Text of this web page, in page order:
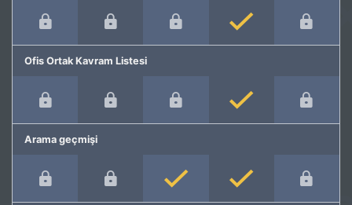
Ofis Ortak Kavram Listesi
Arama geçmişi